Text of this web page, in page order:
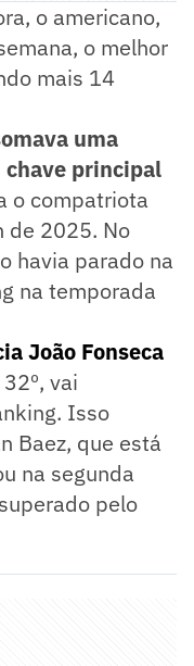
o americano,
o melhor
mais 14
uma
principal
o compatriota
de 2025. No
havia parado na
na temporada
João Fonseca
vai
Isso
Baez, que está
na segunda
pelo